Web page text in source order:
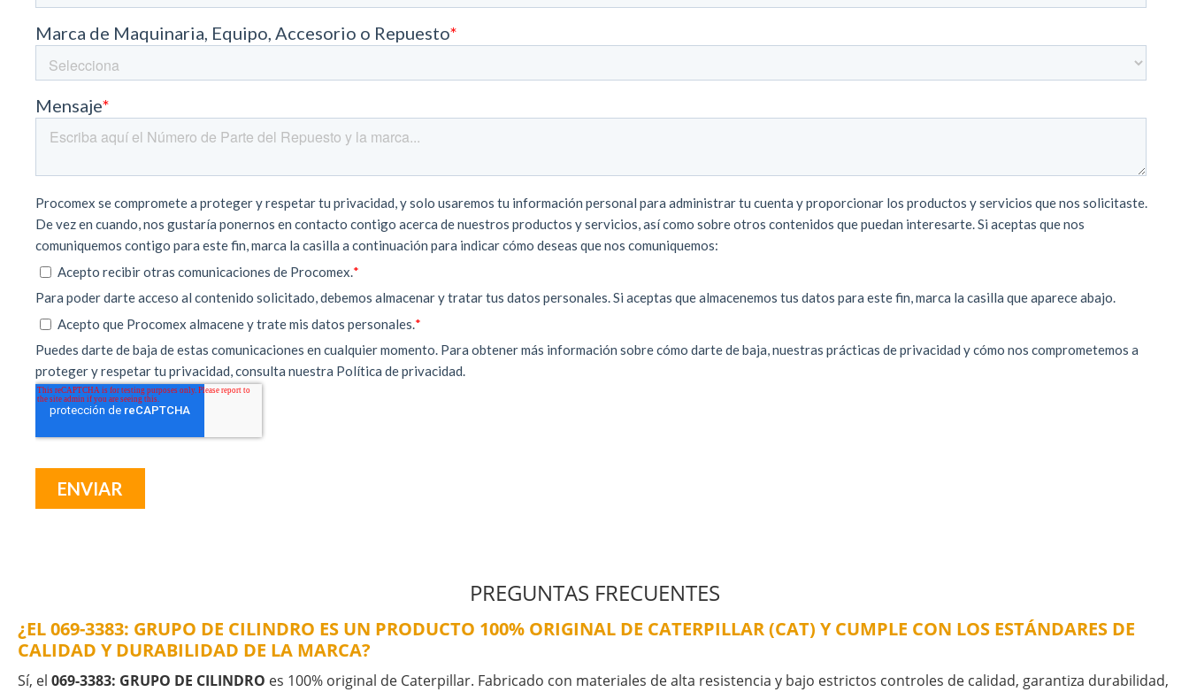
PREGUNTAS FRECUENTES
¿EL 069-3383: GRUPO DE CILINDRO ES UN PRODUCTO 100% ORIGINAL DE CATERPILLAR (CAT) Y CUMPLE CON LOS ESTÁNDARES DE
CALIDAD Y DURABILIDAD DE LA MARCA?
Sí, el 069-3383: GRUPO DE CILINDRO es 100% original de Caterpillar. Fabricado con materiales de alta resistencia y bajo estrictos controles de calidad, garantiza durabilidad,